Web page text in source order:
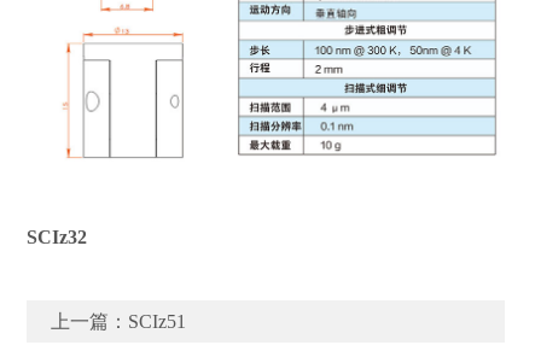
SCIz32
上一篇： SCIz51